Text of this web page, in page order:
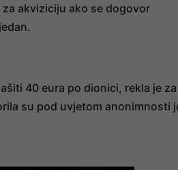
akviziciju ako se dogovor
40 eura po dionici, rekla je za
su pod uvjetom anonimnosti